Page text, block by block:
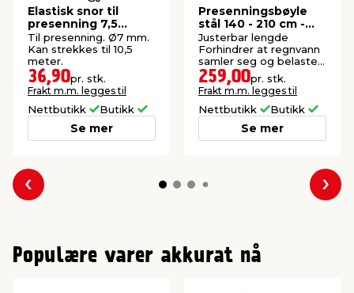
Elastisk snor til
presenning 7,5
meter - AutoZone®
Til presenning. Ø7 mm.
Kan strekkes til 10,5
meter.
36,90pr. stk.
Frakt m.m. legges til
Nettbutikk Butikk
Se mer
Presenningsbøyle
stål 140 - 210 cm -
AutoZone®
Justerbar lengde
Forhindrer at regnvann
samler seg og belaster
presenningen.
259,00pr. stk.
Frakt m.m. legges til
Nettbutikk Butikk
Se mer
Forrige
Populære varer akkurat nå